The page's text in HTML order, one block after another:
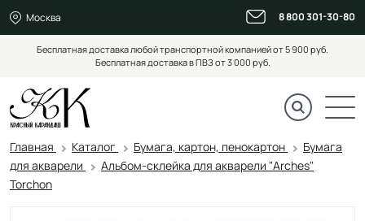
Москва 8 800 301-30-80
Бесплатная доставка любой транспортной компанией от 5 900 руб.
Бесплатная доставка в ПВЗ от 3 000 руб.
Главная Каталог Бумага, картон, пенокартон
Бумага
для акварели
Альбом-склейка для акварели "Arches"
Torchon